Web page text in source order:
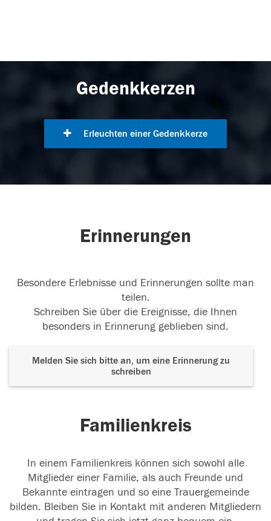
Gedenkkerzen
Erleuchten einer Gedenkkerze
Erinnerungen
Besondere Erlebnisse und Erinnerungen sollte man
teilen.
Schreiben Sie über die Ereignisse, die Ihnen
besonders in Erinnerung geblieben sind.
Melden Sie sich bitte an, um eine Erinnerung zu
schreiben
Familienkreis
In einem Familienkreis können sich sowohl alle
Mitglieder einer Familie, als auch Freunde und
Bekannte eintragen und so eine Trauergemeinde
bilden. Bleiben Sie in Kontakt mit anderen Mitgliedern